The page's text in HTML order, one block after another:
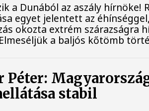
a Dunából az aszály hírnöke!
egyet jelentett az
okozta extrém szárazságra
a baljós kőtömb
Péter:
stabil